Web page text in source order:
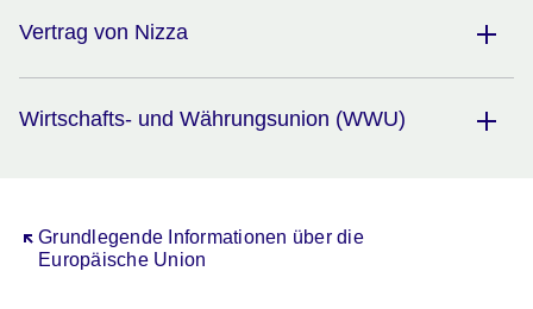
Vertrag von Nizza
Wirtschafts- und Währungsunion (WWU)
Grundlegende Informationen über die
Europäische Union
Öffnet sich in einem neuen Fenster